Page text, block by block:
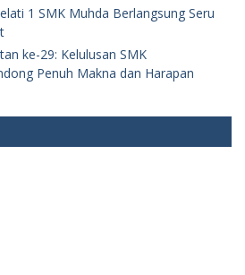
1 SMK Muhda Berlangsung Seru
ke-29: Kelulusan SMK
Penuh Makna dan Harapan